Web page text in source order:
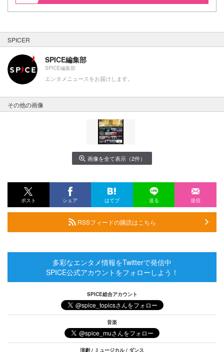
SPICER
SPICE編集部
SPICE編集部
エンタメニュースをお届けします。
その他の画像
画像を全て表示（2件）
ポスト シェア はてブ 送る 送信
RSSフィードの購読はこちら
多彩なエンタメ情報をTwitterで発信中
SPICE公式アカウントをフォローしよう！
SPICE総合アカウント
音楽
演劇 / ミュージカル / ダンス